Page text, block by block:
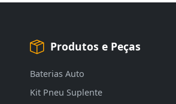
Produtos e Peças
Baterias Auto
Kit Pneu Suplente